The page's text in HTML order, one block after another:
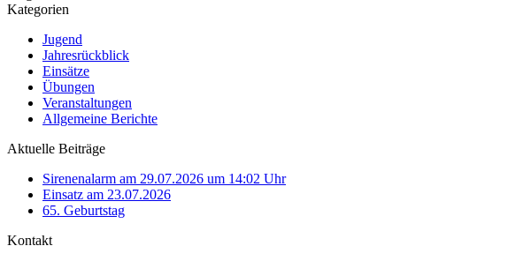
Kategorien
Jugend
Jahresrückblick
Einsätze
Übungen
Veranstaltungen
Allgemeine Berichte
Aktuelle Beiträge
Sirenenalarm am 29.07.2026 um 14:02 Uhr
Einsatz am 23.07.2026
65. Geburtstag
Kontakt